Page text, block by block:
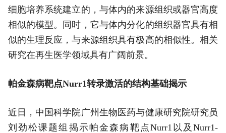
细胞培养系统建立的，与体内的来源组织或器官高度
相似的模型。同时，它与体内分化的组织器官具有相
似的生理反应，与来源组织具有极高的相似性。相关
研究在再生医学领域具有广阔前景。
帕金森病靶点Nurr1转录激活的结构基础揭示
近日，中国科学院广州生物医药与健康研究院研究员
刘劲松课题组揭示帕金森病靶点Nurr1以及Nurr1-